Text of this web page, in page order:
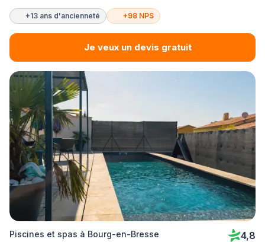
+13 ans d'ancienneté +98 NPS
Je veux un devis gratuit
Piscines et spas à Bourg-en-Bresse 4,8